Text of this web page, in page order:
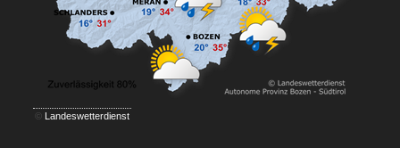
© Landeswetterdienst